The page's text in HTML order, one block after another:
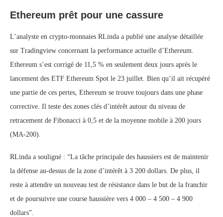
Ethereum prêt pour une cassure
L’analyste en crypto-monnaies RLinda a publié une analyse détaillée
sur Tradingview concernant la performance actuelle d’Ethereum.
Ethereum s’est corrigé de 11,5 % en seulement deux jours après le
lancement des ETF Ethereum Spot le 23 juillet. Bien qu’il ait récupéré
une partie de ces pertes, Ethereum se trouve toujours dans une phase
corrective. Il teste des zones clés d’intérêt autour du niveau de
retracement de Fibonacci à 0,5 et de la moyenne mobile à 200 jours
(MA-200).
RLinda a souligné : “La tâche principale des haussiers est de maintenir
la défense au-dessus de la zone d’intérêt à 3 200 dollars. De plus, il
reste à attendre un nouveau test de résistance dans le but de la franchir
et de poursuivre une course haussière vers 4 000 – 4 500 – 4 900
dollars”.